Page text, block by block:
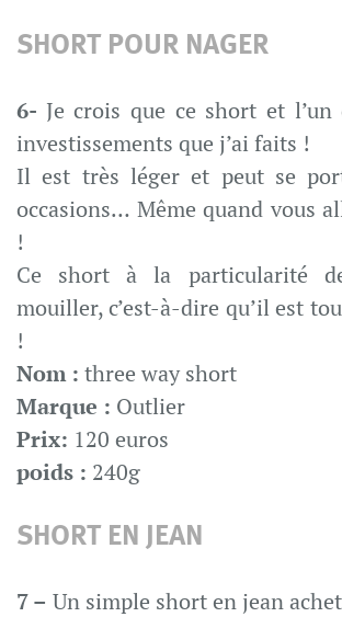
SHORT POUR NAGER
6- Je crois que ce short et l’un
investissements que j’ai faits !
Il est très léger et peut se
occasions… Même quand vous
!
Ce short à la particularité
mouiller, c’est-à-dire qu’il est
!
Nom : three way short
Marque : Outlier
Prix: 120 euros
poids : 240g
SHORT EN JEAN
7 – Un simple short en jean